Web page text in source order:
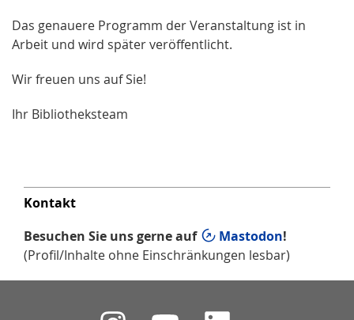
Das genauere Programm der Veranstaltung ist in
Arbeit und wird später veröffentlicht.
Wir freuen uns auf Sie!
Ihr Bibliotheksteam
Kontakt
Besuchen Sie uns gerne auf
Mastodon!
(Profil/Inhalte ohne Einschränkungen lesbar)